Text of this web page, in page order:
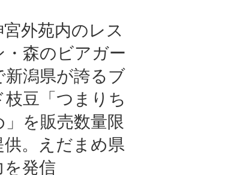
外苑内のレス
・森のビアガー
新潟県が誇るブ
枝豆「つまりち
」を販売数量限
供。えだまめ県
を発信